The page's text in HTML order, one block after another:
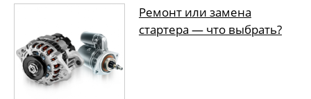
Ремонт или замена
стартера — что выбрать?